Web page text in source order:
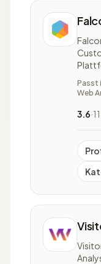
zu
Passt
Web
3.6·